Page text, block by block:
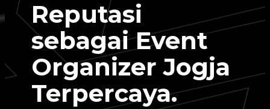
Reputasi
sebagai Event
Organizer Jogja
Terpercaya.